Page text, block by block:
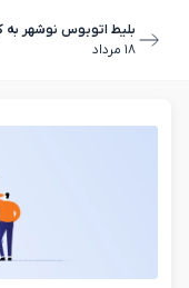
بلیط اتوبوس نوشهر به
١٨ مرداد